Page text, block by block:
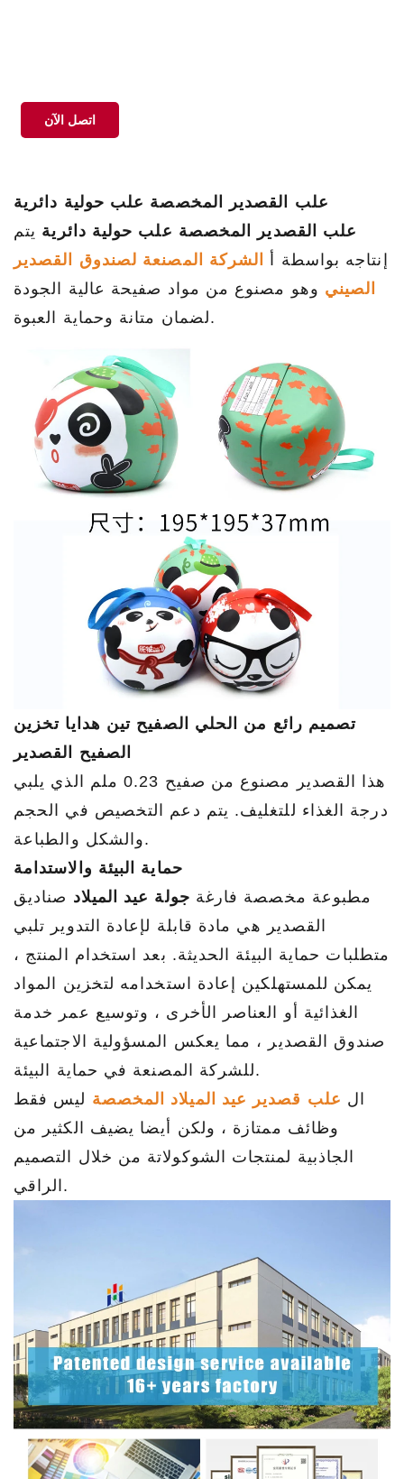
اتصل الآن
علب القصدير المخصصة علب حولية دائرية
علب القصدير المخصصة علب حولية دائرية يتم
إنتاجه بواسطة أ
الشركة المصنعة لصندوق القصدير
الصيني وهو مصنوع من مواد صفيحة عالية الجودة
لضمان متانة وحماية العبوة.
تصميم رائع من الحلي الصفيح تين هدايا تخزين
الصفيح القصدير
هذا القصدير مصنوع من صفيح 0.23 ملم الذي يلبي
درجة الغذاء للتغليف. يتم دعم التخصيص في الحجم
والشكل والطباعة.
حماية البيئة والاستدامة
مطبوعة مخصصة فارغة جولة عيد الميلاد صناديق
القصدير
هي مادة قابلة لإعادة التدوير تلبي
متطلبات حماية البيئة الحديثة. بعد استخدام المنتج ،
يمكن للمستهلكين إعادة استخدامه لتخزين المواد
الغذائية أو العناصر الأخرى ، وتوسيع عمر خدمة
صندوق القصدير ، مما يعكس المسؤولية الاجتماعية
للشركة المصنعة في حماية البيئة.
ال علب قصدير عيد الميلاد المخصصة ليس فقط
وظائف ممتازة ، ولكن أيضا يضيف الكثير من
الجاذبية لمنتجات الشوكولاتة من خلال التصميم
الراقي.